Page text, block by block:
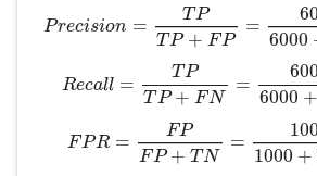
Precision =
T P
T P + FP
=
6000
Precisi on=TPTP+FP=60006000
Recall =
T P
T P + FN
=
6000 +
Recall =TPTP+FN=60006000+
FPR =
FP
FP + T N
=
1000 +
F PR =FPFP+TN=10001000+